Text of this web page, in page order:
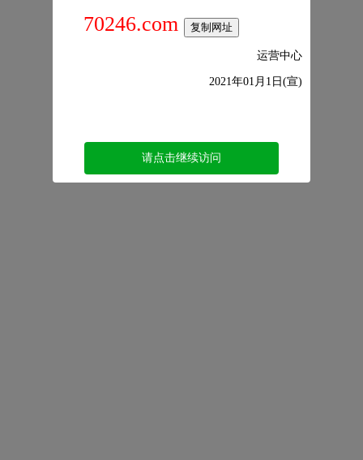
70246.com 复制网址
运营中心
2021年01月1日(宣)
请点击继续访问